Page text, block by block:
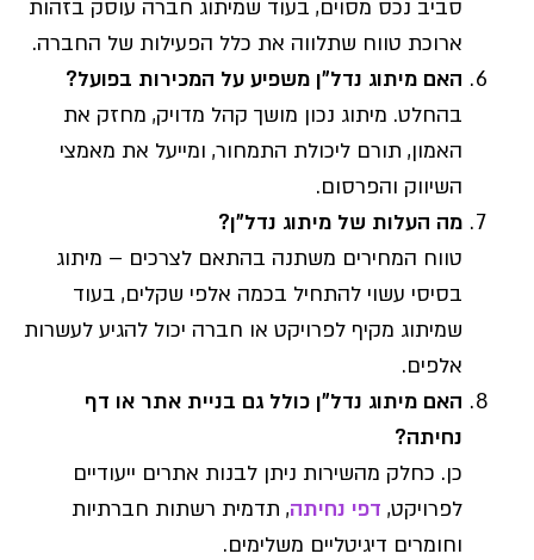
סביב נכס מסוים, בעוד שמיתוג חברה עוסק בזהות
ארוכת טווח שתלווה את כלל הפעילות של החברה.
האם מיתוג נדל"ן משפיע על המכירות בפועל?
בהחלט. מיתוג נכון מושך קהל מדויק, מחזק את
האמון, תורם ליכולת התמחור, ומייעל את מאמצי
השיווק והפרסום.
מה העלות של מיתוג נדל"ן?
טווח המחירים משתנה בהתאם לצרכים – מיתוג
בסיסי עשוי להתחיל בכמה אלפי שקלים, בעוד
שמיתוג מקיף לפרויקט או חברה יכול להגיע לעשרות
אלפים.
האם מיתוג נדל"ן כולל גם בניית אתר או דף
נחיתה?
כן. כחלק מהשירות ניתן לבנות אתרים ייעודיים
לפרויקט, דפי נחיתה, תדמית רשתות חברתיות
וחומרים דיגיטליים משלימים.